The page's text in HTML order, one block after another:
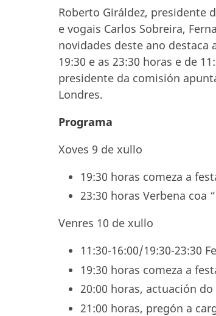
Roberto Giráldez, presidente
e vogais Carlos Sobreira,
novidades deste ano destaca
19:30 e as 23:30 horas e de
presidente da comisión
Londres.
Programa
Xoves 9 de xullo
19:30 horas comeza a
23:30 horas Verbena coa
Venres 10 de xullo
11:30-16:00/19:30-23:30
19:30 horas comeza a
20:00 horas, actuación do
21:00 horas, pregón a